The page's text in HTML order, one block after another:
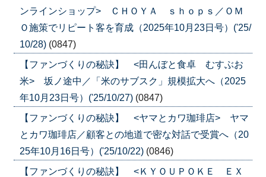
ンラインショップ> ＣＨＯＹＡ ｓｈｏｐｓ／ＯＭ
Ｏ施策でリピート客を育成（2025年10月23日号）('25/
10/28) (0847)
【ファンづくりの秘訣】 <田んぼと食卓 むすぶお
米> 坂ノ途中／「米のサブスク」規模拡大へ（2025
年10月23日号）('25/10/27) (0847)
【ファンづくりの秘訣】 <ヤマとカワ珈琲店> ヤマ
とカワ珈琲店／顧客との地道で密な対話で受賞へ（20
25年10月16日号）('25/10/22) (0846)
【ファンづくりの秘訣】 <ＫＹＯＵＰＯＫＥ ＥＸ